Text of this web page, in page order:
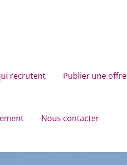
recrutent Publier une offre
Nous contacter